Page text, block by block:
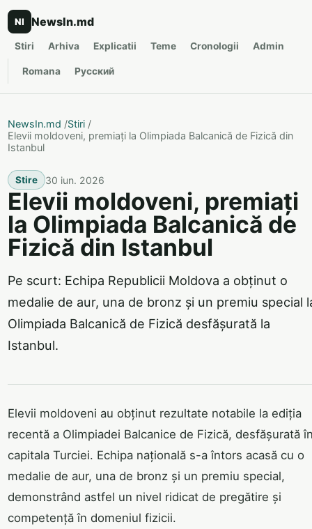
NI NewsIn.md
Stiri Arhiva Explicatii Teme Cronologii Admin
Romana Русский
NewsIn.md /Stiri /
Elevii moldoveni, premiați la Olimpiada Balcanică de Fizică din
Istanbul
Stire 30 iun. 2026
Elevii moldoveni, premiați
la Olimpiada Balcanică de
Fizică din Istanbul
Pe scurt: Echipa Republicii Moldova a obținut o
medalie de aur, una de bronz și un premiu special
Olimpiada Balcanică de Fizică desfășurată la
Istanbul.
Elevii moldoveni au obținut rezultate notabile la ediția
recentă a Olimpiadei Balcanice de Fizică, desfășurată
capitala Turciei. Echipa națională s-a întors acasă cu o
medalie de aur, una de bronz și un premiu special,
demonstrând astfel un nivel ridicat de pregătire și
competență în domeniul fizicii.